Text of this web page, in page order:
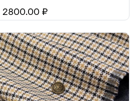
2800.00 ₽